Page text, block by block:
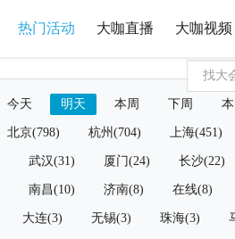
热门活动 大咖直播 大咖视频
今天 明天 本周 下周
北京(798) 杭州(704) 上海(451)
武汉(31) 厦门(24) 长沙(22)
南昌(10) 济南(8) 在线(8)
大连(3) 无锡(3) 珠海(3)